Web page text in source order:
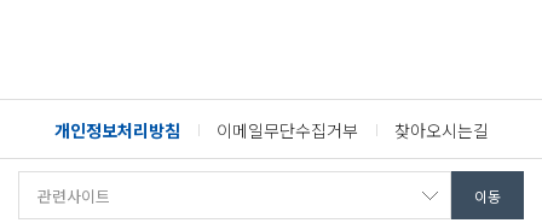
개인정보처리방침 이메일무단수집거부 찾아오시는길